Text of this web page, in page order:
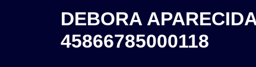
DEBORA
45866785000118